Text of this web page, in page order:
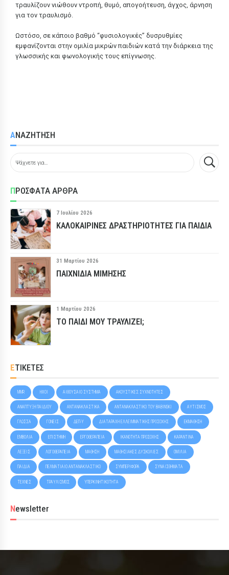
τραυλίζουν νιώθουν ντροπή, θυμό, απογοήτευση, άγχος, άρνηση
για τον τραυλισμό.
Ωστόσο, σε κάποιο βαθμό “φυσιολογικές” δυσρυθμίες
εμφανίζονται στην ομιλία μικρών παιδιών κατά την διάρκεια της
γλωσσικής και φωνολογικής τους επίγνωσης.
ΑΝΑΖΗΤΗΣΗ
ΠΡΟΣΦΑΤΑ ΑΡΘΡΑ
7 Ιουλίου 2026
ΚΑΛΟΚΑΙΡΙΝΈΣ ΔΡΑΣΤΗΡΙΌΤΗΤΕΣ ΓΙΑ ΠΑΙΔΙΆ
31 Μαρτίου 2026
ΠΑΙΧΝΊΔΙΑ ΜΊΜΗΣΗΣ
1 Μαρτίου 2026
ΤΟ ΠΑΙΔΊ ΜΟΥ ΤΡΑΥΛΊΖΕΙ;
ΕΤΙΚΕΤΕΣ
MMR ΉΧΟΙ ΑΙΘΟΥΣΑΊΟ ΣΎΣΤΗΜΑ ΑΚΟΥΣΤΙΚΈΣ ΣΥΧΝΌΤΗΤΕΣ
ΑΝΆΠΤΥΞΗ ΠΑΙΔΙΟΎ ΑΝΤΑΝΑΚΛΑΣΤΙΚΆ ΑΝΤΑΝΑΚΛΑΣΤΙΚΌ ΤΟΥ BABINSKI ΑΥΤΙΣΜΌΣ
ΓΛΏΣΣΑ ΓΟΝΕΊΣ ΔΕΠ-Υ ΔΙΑΤΑΡΑΧΉ ΕΛΛΕΙΜΜΑΤΙΚΉΣ ΠΡΟΣΟΧΉΣ ΕΚΜΆΘΗΣΗ
ΕΜΒΌΛΙΑ ΕΠΙΣΤΉΜΗ ΕΡΓΟΘΕΡΑΠΕΊΑ ΙΚΑΝΌΤΗΤΑ ΠΡΟΣΟΧΉΣ ΚΑΡΑΝΤΊΝΑ
ΛΈΞΕΙΣ ΛΟΓΟΘΕΡΑΠΕΊΑ ΜΆΘΗΣΗ ΜΑΘΗΣΙΑΚΈΣ ΔΥΣΚΟΛΊΕΣ ΟΜΙΛΊΑ
ΠΑΙΔΙΆ ΠΕΛΜΑΤΙΑΊΟ ΑΝΤΑΝΑΚΛΑΣΤΙΚΌ ΣΥΜΠΕΡΙΦΟΡΆ ΣΥΝΑΙΣΘΉΜΑΤΑ
ΤΈΧΝΕΣ ΤΡΑΥΛΙΣΜΌΣ ΥΠΕΡΚΙΝΗΤΙΚΌΤΗΤΑ
Newsletter